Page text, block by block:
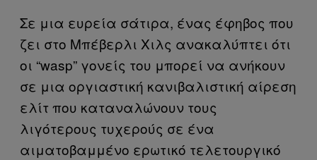
Σε μια ευρεία σάτιρα, ένας έφηβος που
ζει στο Μπέβερλι Χιλς ανακαλύπτει ότι
οι “wasp” γονείς του μπορεί να ανήκουν
σε μια οργιαστική κανιβαλιστική αίρεση
ελίτ που καταναλώνουν τους
λιγότερους τυχερούς σε ένα
αιματοβαμμένο ερωτικό τελετουργικό